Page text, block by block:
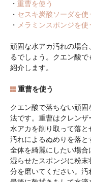
・ 重曹を使う
・ セスキ炭酸ソーダを使
・ メラミンスポンジを使
頑固な水アカ汚れの場
るでしょう。クエン酸
紹介します。
重曹を使う
クエン酸で落ちない頑
法です。重曹はクレンザ
水アカを削り取って落
汚れによるぬめりを落
全体を綺麗にしたい場合
湿らせたスポンジに粉
分を磨いてください。汚